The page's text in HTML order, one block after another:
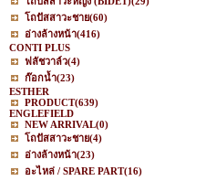
โถปัสสาวะชาย(60)
อ่างล้างหน้า(416)
CONTI PLUS
ฟลัชวาล์ว(4)
ก๊อกน้ำ(23)
ESTHER
PRODUCT(639)
ENGLEFIELD
NEW ARRIVAL(0)
โถปัสสาวะชาย(4)
อ่างล้างหน้า(23)
อะไหล่ / SPARE PART(16)